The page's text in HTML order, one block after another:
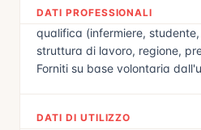
DATI PROFESSIONALI
qualifica (infermiere,
struttura di lavoro, regione,
Forniti su base volontaria
DATI DI UTILIZZO